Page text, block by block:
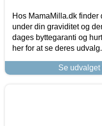
Hos MamaMilla.dk finder
under din graviditet og
dages byttegaranti og
her for at se deres udvalg.
Se